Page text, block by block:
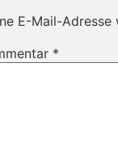
E-Mail-
*